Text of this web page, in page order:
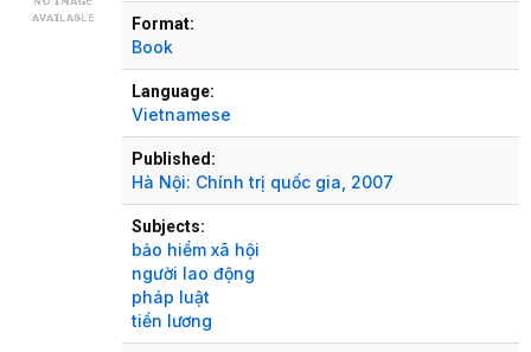
Format:
Book
Language:
Vietnamese
Published:
Hà Nội: Chính trị quốc gia, 2007
Subjects:
bảo hiểm xã hội
người lao động
pháp luật
tiền lương